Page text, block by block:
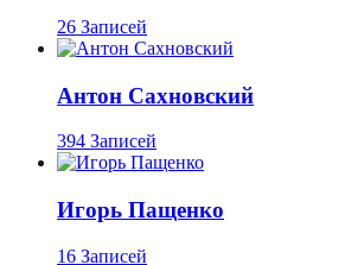
26 Записей
Антон Сахновский
394 Записей
Игорь Пащенко
16 Записей